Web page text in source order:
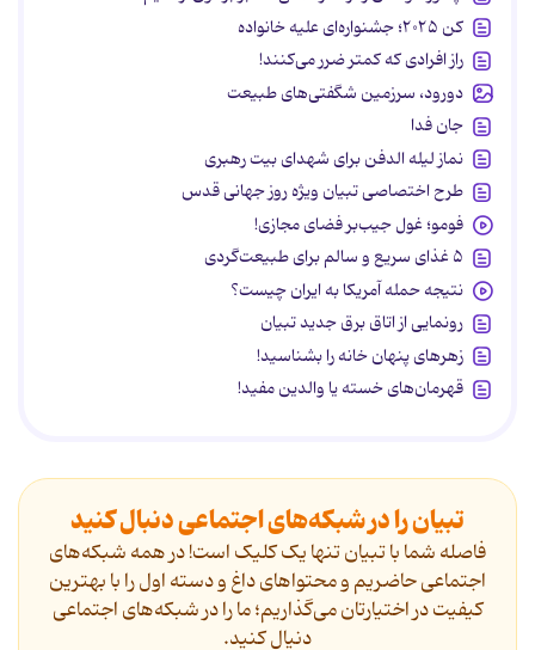
کن ۲۰۲۵؛ جشنواره‌ای علیه خانواده
راز افرادی که کمتر ضرر می‌کنند!
دورود، سرزمین شگفتی‌های طبیعت
جان فدا
نماز لیله الدفن برای شهدای بیت رهبری
طرح اختصاصی تبیان ویژه روز جهانی قدس
فومو؛ غول جیب‌بر فضای مجازی!
۵ غذای سریع و سالم برای طبیعت‌گردی
نتیجه حمله آمریکا به ایران چیست؟
رونمایی از اتاق برق جدید تبیان
زهرهای پنهان خانه را بشناسید!
قهرمان‌های خسته یا والدین مفید!
تبیان را در شبکه‌های اجتماعی دنبال کنید
فاصله شما با تبیان تنها یک کلیک است! در همه شبکه‌های
اجتماعی حاضریم و محتواهای داغ و دسته اول را با بهترین
کیفیت در اختیارتان می‌گذاریم؛ ما را در شبکه‌های اجتماعی
دنیال کنید.